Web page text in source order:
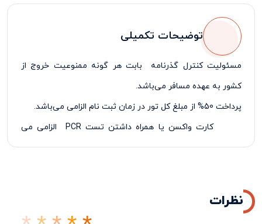
یک روز گشت شهری با ناهار
توضیحات تکمیلی
مسئولیت کنترل گذرنامه بابت هر گونه ممنوعیت خروج از
کشور به عهده مسافر می‌باشد.
پرداخت 50% از مبلغ کل تور در زمان ثبت نام الزامی می‌باشد.
کارت واکسن یا همراه داشتن تستPCR الزامی می
باشد
نظرات